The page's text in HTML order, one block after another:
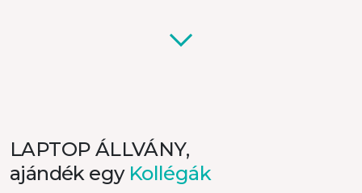
LAPTOP ÁLLVÁNY,
ajándék egy Kollégák